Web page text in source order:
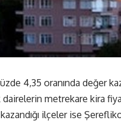
4,35 oranında değer
metrekare kira
ilçeler ise